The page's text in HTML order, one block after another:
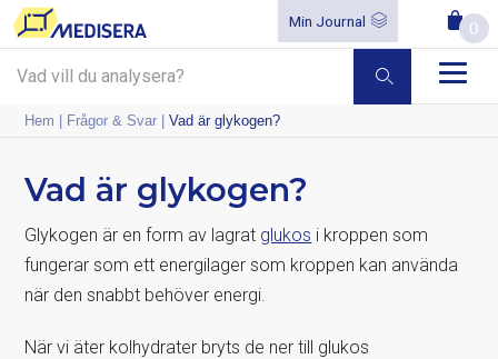
Min Journal 0
Hem | Frågor & Svar |Vad är glykogen?
Vad är glykogen?
Glykogen är en form av lagrat glukos i kroppen som
fungerar som ett energilager som kroppen kan använda
när den snabbt behöver energi.
När vi äter kolhydrater bryts de ner till glukos